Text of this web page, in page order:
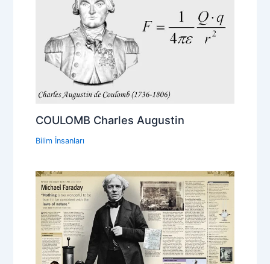
COULOMB Charles Augustin
Bilim İnsanları